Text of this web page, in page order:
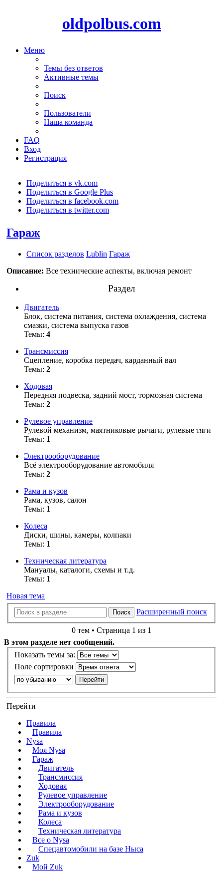
oldpolbus.com
Меню
Темы без ответов
Активные темы
Поиск
Пользователи
Наша команда
FAQ
Вход
Регистрация
Поделиться в vk.com
Поделиться в Google Plus
Поделиться в facebook.com
Поделиться в twitter.com
Гараж
Список разделов Lublin Гараж
Описание: Все технические аспекты, включая ремонт
Раздел
Двигатель
Блок, система питания, система охлаждения, система
смазки, система выпуска газов
Темы: 4
Трансмиссия
Сцепление, коробка передач, карданный вал
Темы: 2
Ходовая
Передняя подвеска, задний мост, тормозная система
Темы: 2
Рулевое управление
Рулевой механизм, маятниковые рычаги, рулевые тяги
Темы: 1
Электрооборудование
Всё электрооборудование автомобиля
Темы: 2
Рама и кузов
Рама, кузов, салон
Темы: 1
Колеса
Диски, шины, камеры, колпаки
Темы: 1
Техническая литература
Мануалы, каталоги, схемы и т.д.
Темы: 1
Новая тема
Поиск Расширенный поиск
0 тем • Страница 1 из 1
В этом разделе нет сообщений.
Показать темы за:
Поле сортировки
Перейти
Правила
Правила
Nysa
Моя Nysa
Гараж
Двигатель
Трансмиссия
Ходовая
Рулевое управление
Электрооборудование
Рама и кузов
Колеса
Техническая литература
Все о Nysa
Спецавтомобили на базе Ныса
Zuk
Мой Zuk